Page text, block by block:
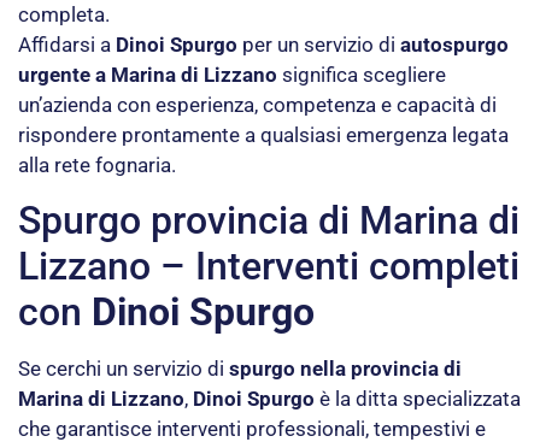
completa.
Affidarsi a Dinoi Spurgo per un servizio di autospurgo
urgente a Marina di Lizzano significa scegliere
un’azienda con esperienza, competenza e capacità di
rispondere prontamente a qualsiasi emergenza legata
alla rete fognaria.
Spurgo provincia di Marina di
Lizzano – Interventi completi
con Dinoi Spurgo
Se cerchi un servizio di spurgo nella provincia di
Marina di Lizzano, Dinoi Spurgo è la ditta specializzata
che garantisce interventi professionali, tempestivi e